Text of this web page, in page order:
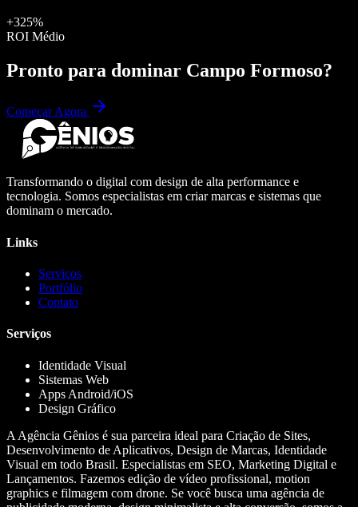
+325%
ROI Médio
Pronto para dominar Campo Formoso?
Começar Agora
Transformando o digital com design de alta performance e
tecnologia. Somos especialistas em criar marcas e sistemas que
dominam o mercado.
Links
Serviços
Portfólio
Contato
Serviços
Identidade Visual
Sistemas Web
Apps Android/iOS
Design Gráfico
A Agência Gênios é sua parceira ideal para Criação de Sites,
Desenvolvimento de Aplicativos, Design de Marcas, Identidade
Visual em todo Brasil. Especialistas em SEO, Marketing Digital e
Lançamentos. Fazemos edição de vídeo profissional, motion
graphics e filmagem com drone. Se você busca uma agência de